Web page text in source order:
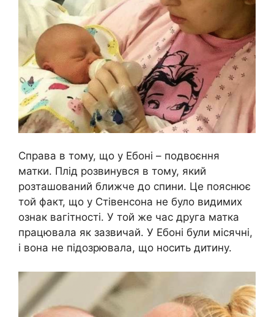
Справа в тому, що у Ебоні – подвоєння
матки. Плід розвинувся в тому, який
розташований ближче до спини. Це пояснює
той факт, що у Стівенсона не було видимих
ознак вагітності. У той же час друга матка
працювала як зазвичай. У Ебоні були місячні,
і вона не підозрювала, що носить дитину.